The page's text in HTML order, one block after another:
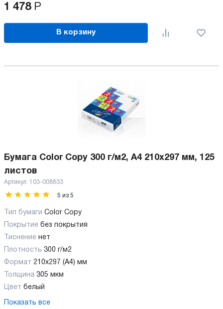
1 478 Р
В корзину
Бумага Color Copy 300 г/м2, А4 210x297 мм, 125
листов
Артикул: 103-008833
5 из 5
Тип бумаги Color Copy
Покрытие без покрытия
Тиснение нет
Плотность 300 г/м2
Формат 210x297 (А4) мм
Толщина 305 мкм
Цвет белый
Показать все